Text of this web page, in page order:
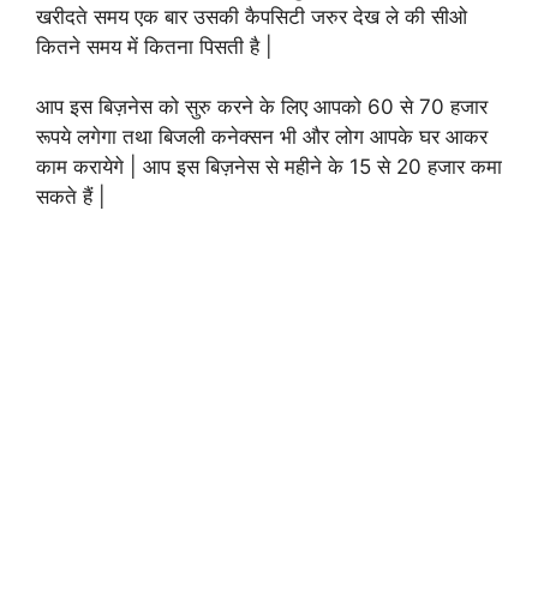
खरीदते समय एक बार उसकी कैपसिटी जरुर देख ले की सीओ
कितने समय में कितना पिसती है |
आप इस बिज़नेस को सुरु करने के लिए आपको 60 से 70 हजार
रूपये लगेगा तथा बिजली कनेक्सन भी और लोग आपके घर आकर
काम करायेगे | आप इस बिज़नेस से महीने के 15 से 20 हजार कमा
सकते हैं |